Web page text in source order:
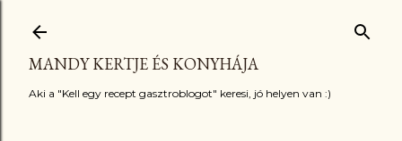
MANDY KERTJE ÉS KONYHÁJA
Aki a "Kell egy recept gasztroblogot" keresi, jó helyen van :)